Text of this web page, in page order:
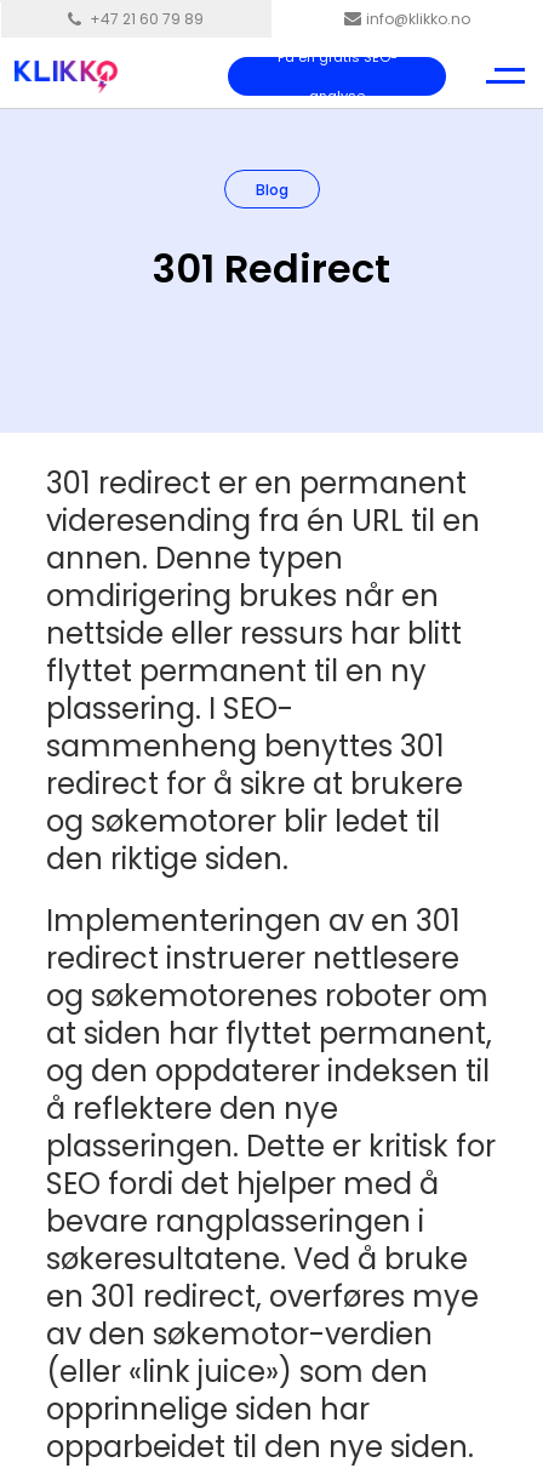
+47 21 60 79 89 info@klikko.no
Få en gratis SEO-
analyse
Blog
301 Redirect
301 redirect er en permanent
videresending fra én URL til en
annen. Denne typen
omdirigering brukes når en
nettside eller ressurs har blitt
flyttet permanent til en ny
plassering. I SEO-
sammenheng benyttes 301
redirect for å sikre at brukere
og søkemotorer blir ledet til
den riktige siden.
Implementeringen av en 301
redirect instruerer nettlesere
og søkemotorenes roboter om
at siden har flyttet permanent,
og den oppdaterer indeksen til
å reflektere den nye
plasseringen. Dette er kritisk for
SEO fordi det hjelper med å
bevare rangplasseringen i
søkeresultatene. Ved å bruke
en 301 redirect, overføres mye
av den søkemotor-verdien
(eller «link juice») som den
opprinnelige siden har
opparbeidet til den nye siden.